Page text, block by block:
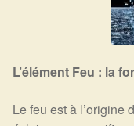
L’élément Feu : la
Le feu est à l’origine